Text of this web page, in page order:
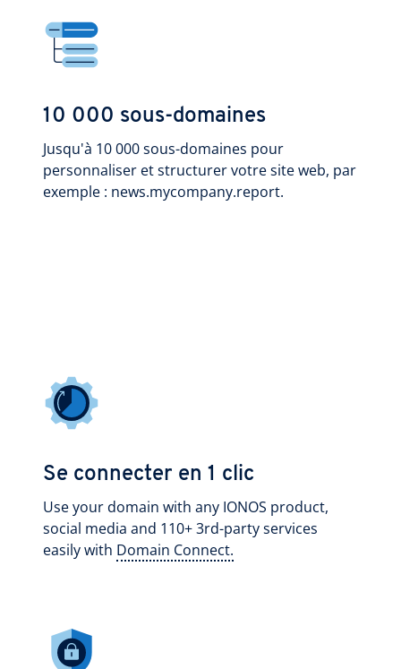
10 000 sous-domaines
Jusqu'à 10 000 sous-domaines pour
personnaliser et structurer votre site web, par
exemple : news.mycompany.report.
Se connecter en 1 clic
Use your domain with any IONOS product,
social media and 110+ 3rd-party services
easily with Domain Connect.